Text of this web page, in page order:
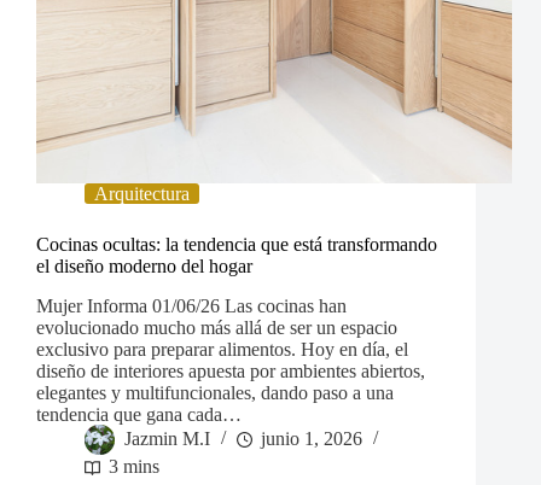
Arquitectura
Cocinas ocultas: la tendencia que está transformando
el diseño moderno del hogar
Mujer Informa 01/06/26 Las cocinas han
evolucionado mucho más allá de ser un espacio
exclusivo para preparar alimentos. Hoy en día, el
diseño de interiores apuesta por ambientes abiertos,
elegantes y multifuncionales, dando paso a una
tendencia que gana cada…
Jazmin M.I
junio 1, 2026
3 mins